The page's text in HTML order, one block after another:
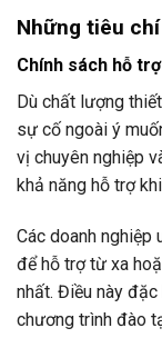
Những tiêu
Chính sách hỗ
Dù chất lượng
sự cố ngoài ý
vị chuyên nghiệp
khả năng hỗ trợ
Các doanh
để hỗ trợ từ xa
nhất. Điều này
chương trình đào